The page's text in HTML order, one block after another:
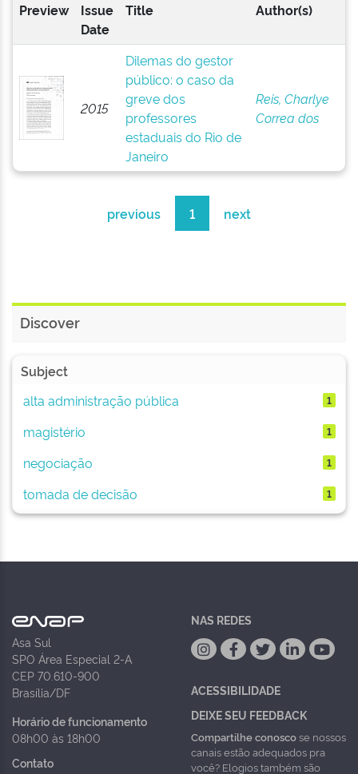
Preview
Issue
Date
Title Author(s)
2015
Dilemas do gestor
público: o caso da
greve dos
professores
estaduais do Rio de
Janeiro
Reis, Charlye
Correa dos
previous 1 next
Discover
Subject
alta administração pública
1
magistério 1
negociação 1
tomada de decisão 1
Asa Sul
SPO Área Especial 2-A
CEP 70.610-900
Brasília/DF
Horário de funcionamento
08h00 às 18h00
Contato
NAS REDES
ACESSIBILIDADE
DEIXE SEU FEEDBACK
Compartilhe conoscose nossos
canais estão adequados pra
você? Elogios também são